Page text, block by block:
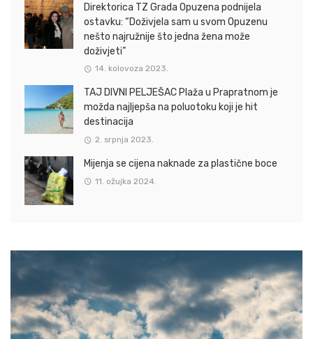
Direktorica TZ Grada Opuzena podnijela
ostavku: “Doživjela sam u svom Opuzenu
nešto najružnije što jedna žena može
doživjeti”
14. kolovoza 2023.
TAJ DIVNI PELJEŠAC Plaža u Prapratnom je
možda najljepša na poluotoku koji je hit
destinacija
2. srpnja 2023.
Mijenja se cijena naknade za plastične boce
11. ožujka 2024.